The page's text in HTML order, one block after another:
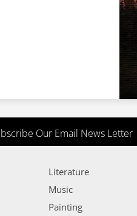
Our Email News Letter
Literature
Music
Painting